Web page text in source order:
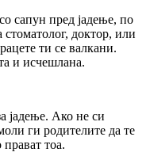
сапун пред јадење, по
доктор, или
ти се валкани.
и исчешлана.
јадење. Ако не си
ги родителите да те
прават тоа.